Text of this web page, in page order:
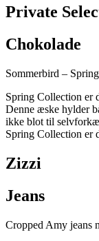
Private
Chokolade
Sommerbird –
Spring Collection er
Denne æske hylder
ikke blot til
Spring Collection er
Zizzi
Jeans
Cropped Amy jeans